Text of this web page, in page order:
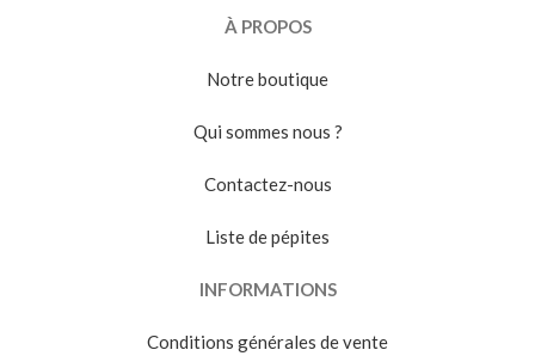
À PROPOS
Notre boutique
Qui sommes nous ?
Contactez-nous
Liste de pépites
INFORMATIONS
Conditions générales de vente